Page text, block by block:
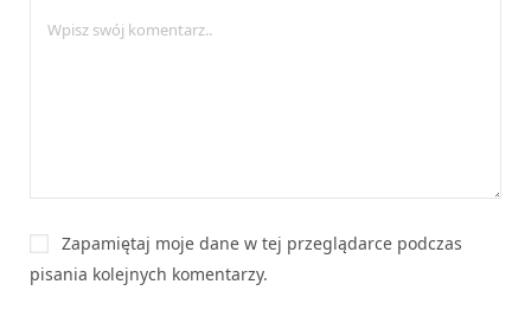
Zapamiętaj moje dane w tej przeglądarce podczas
pisania kolejnych komentarzy.